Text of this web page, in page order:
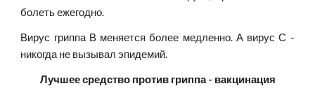
болеть ежегодно.
Вирус гриппа В меняется более медленно. А вирус С -
никогда не вызывал эпидемий.
Лучшее средство против гриппа - вакцинация